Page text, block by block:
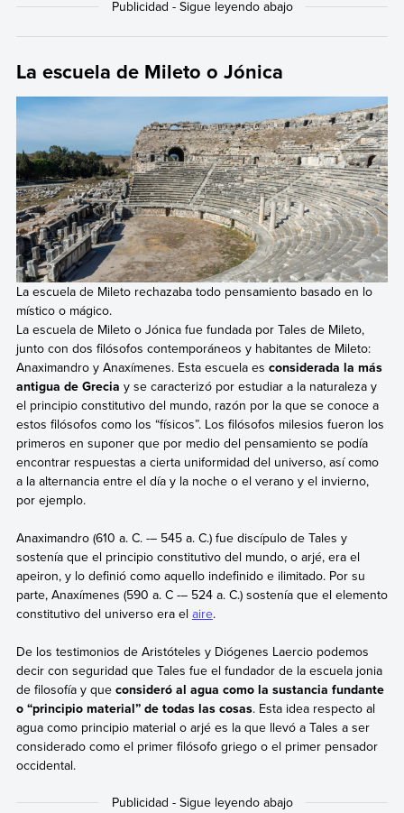
La escuela de Mileto o Jónica
La escuela de Mileto rechazaba todo pensamiento basado en lo
místico o mágico.
La escuela de Mileto o Jónica fue fundada por Tales de Mileto,
junto con dos filósofos contemporáneos y habitantes de Mileto:
Anaximandro y Anaxímenes. Esta escuela es considerada la más
antigua de Grecia y se caracterizó por estudiar a la naturaleza y
el principio constitutivo del mundo, razón por la que se conoce a
estos filósofos como los “físicos”. Los filósofos milesios fueron los
primeros en suponer que por medio del pensamiento se podía
encontrar respuestas a cierta uniformidad del universo, así como
a la alternancia entre el día y la noche o el verano y el invierno,
por ejemplo.
Anaximandro (610 a. C. -– 545 a. C.) fue discípulo de Tales y
sostenía que el principio constitutivo del mundo, o arjé, era el
apeiron, y lo definió como aquello indefinido e ilimitado. Por su
parte, Anaxímenes (590 a. C -– 524 a. C.) sostenía que el elemento
constitutivo del universo era el aire.
De los testimonios de Aristóteles y Diógenes Laercio podemos
decir con seguridad que Tales fue el fundador de la escuela jonia
de filosofía y que consideró al agua como la sustancia fundante
o “principio material” de todas las cosas. Esta idea respecto al
agua como principio material o arjé es la que llevó a Tales a ser
considerado como el primer filósofo griego o el primer pensador
occidental.